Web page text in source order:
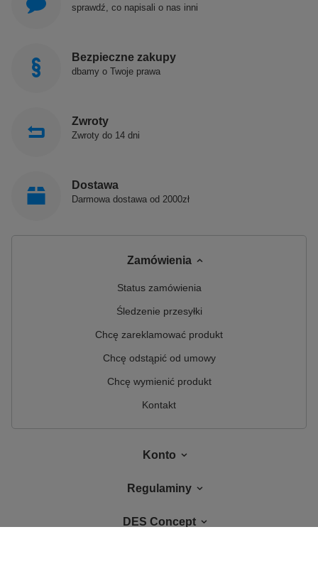
sprawdź, co napisali o nas inni
Bezpieczne zakupy
dbamy o Twoje prawa
Zwroty
Zwroty do 14 dni
Dostawa
Darmowa dostawa od 2000zł
Zamówienia
Status zamówienia
Śledzenie przesyłki
Chcę zareklamować produkt
Chcę odstąpić od umowy
Chcę wymienić produkt
Kontakt
Konto
Regulaminy
DES Concept